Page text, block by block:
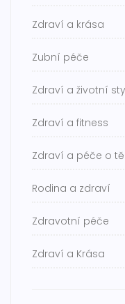
Zdraví a krása
Zubní péče
Zdraví a životní
Zdraví a fitness
Zdraví a péče o
Rodina a zdraví
Zdravotní péče
Zdraví a Krása